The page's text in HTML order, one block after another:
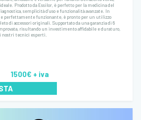
Prodotto da Essilor, è perfetto per la medicina del
semplicità d’uso e funzionalità avanzate. In
perfettamente funzionante, è pronto per un utilizzo
di accessori originali. Supportato da una garanzia di 6
risultando un investimento affidabile e duraturo,
nostri tecnici esperti.
1500€ + iva